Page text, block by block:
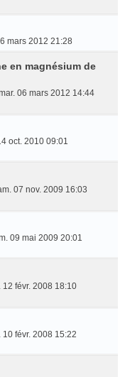
mars 2012 21:28
en magnésium de
06 mars 2012 14:44
oct. 2010 09:01
07 nov. 2009 16:03
09 mai 2009 20:01
12 févr. 2008 18:10
10 févr. 2008 15:22